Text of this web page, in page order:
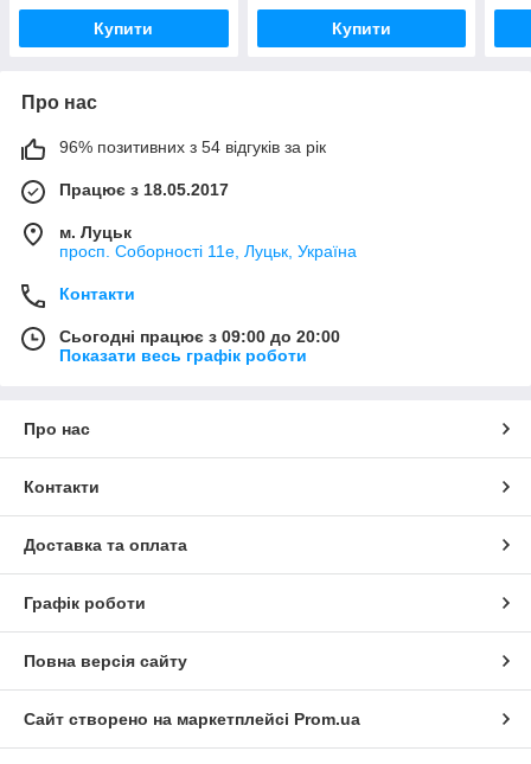
Купити Купити
Про нас
96% позитивних з 54 відгуків за рік
Працює з 18.05.2017
м. Луцьк
просп. Соборності 11е, Луцьк, Україна
Контакти
Сьогодні працює з 09:00 до 20:00
Показати весь графік роботи
Про нас
Контакти
Доставка та оплата
Графік роботи
Повна версія сайту
Сайт створено на маркетплейсі Prom.ua